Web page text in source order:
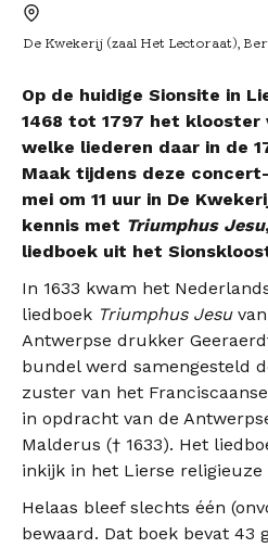
De Kwekerij (zaal Het Lectoraat),
Op de huidige Sionsite in
1468 tot 1797 het klooster
welke liederen daar in de
Maak tijdens deze
mei om 11 uur in De
kennis met Triumphus Jesu
liedboek uit het
In 1633 kwam het
liedboek Triumphus Jesuvan
Antwerpse drukker
bundel werd samengesteld
zuster van het
in opdracht van de
Malderus († 1633). Het
inkijk in het Lierse religieuze
Helaas bleef slechts één
bewaard. Dat boek bevat 43